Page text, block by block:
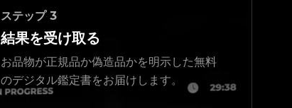
ステップ 3
結果を受け取る
お品物が正規品か偽造品かを明示した無料
のデジタル鑑定書をお届けします。